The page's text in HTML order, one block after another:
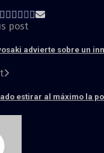
post
advierte sobre un
estirar al máximo la